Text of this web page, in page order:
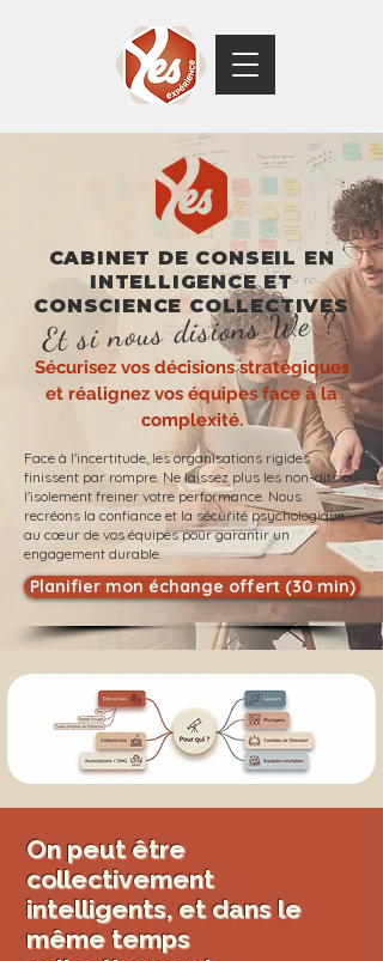
CABINET DE CONSEIL EN
INTELLIGENCE ET
CONSCIENCE COLLECTIVES
Et si nous disions We ?
Sécurisez vos décisions stratégiques
et réalignez vos équipes face à la
complexité.
Face à l'incertitude, les organisations rigides
finissent par rompre. Ne laissez plus les non-dits ou
l'isolement freiner votre performance. Nous
recréons la confiance et la sécurité psychologique
au cœur de vos équipes pour garantir un
engagement durable.
Planifier mon échange offert (30 min)
On peut être
collectivement
intelligents, et dans le
même temps